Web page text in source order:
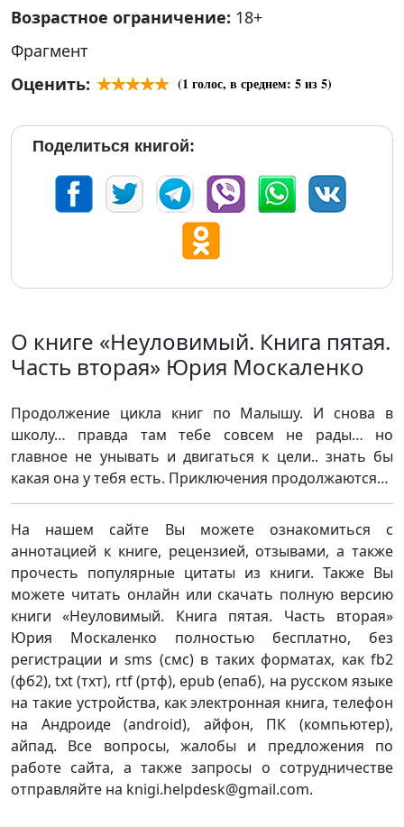
Возрастное ограничение: 18+
Фрагмент
Оценить:
(1 голос, в среднем: 5из 5)
Поделиться книгой:
О книге «Неуловимый. Книга пятая.
Часть вторая» Юрия Москаленко
Продолжение цикла книг по Малышу. И снова в
школу… правда там тебе совсем не рады… но
главное не унывать и двигаться к цели.. знать бы
какая она у тебя есть. Приключения продолжаются…
На нашем сайте Вы можете ознакомиться с
аннотацией к книге, рецензией, отзывами, а также
прочесть популярные цитаты из книги. Также Вы
можете читать онлайн или скачать полную версию
книги «Неуловимый. Книга пятая. Часть вторая»
Юрия Москаленко полностью бесплатно, без
регистрации и sms (смс) в таких форматах, как fb2
(фб2), txt (тхт), rtf (ртф), epub (епаб), на русском языке
на такие устройства, как электронная книга, телефон
на Андроиде (android), айфон, ПК (компьютер),
айпад. Все вопросы, жалобы и предложения по
работе сайта, а также запросы о сотрудничестве
отправляйте на knigi.helpdesk@gmail.com.